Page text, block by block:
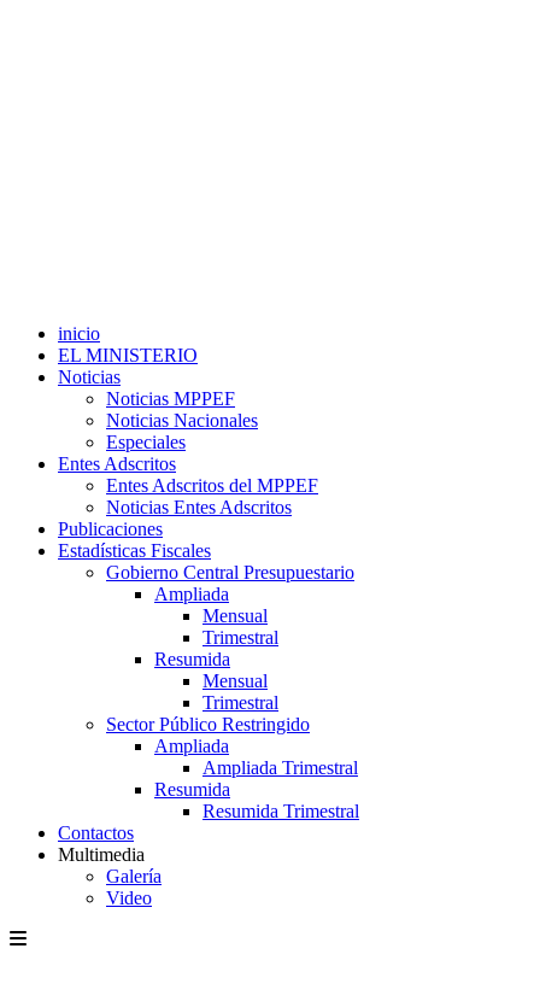
inicio
EL MINISTERIO
Noticias
Noticias MPPEF
Noticias Nacionales
Especiales
Entes Adscritos
Entes Adscritos del MPPEF
Noticias Entes Adscritos
Publicaciones
Estadísticas Fiscales
Gobierno Central Presupuestario
Ampliada
Mensual
Trimestral
Resumida
Mensual
Trimestral
Sector Público Restringido
Ampliada
Ampliada Trimestral
Resumida
Resumida Trimestral
Contactos
Multimedia
Galería
Video